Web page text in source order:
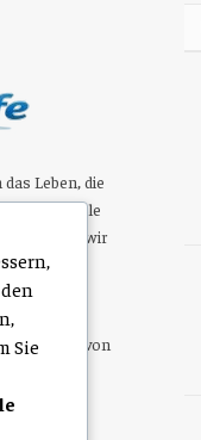
Leben, die
über lokale
zeigen wir
aus einer
von
Sie